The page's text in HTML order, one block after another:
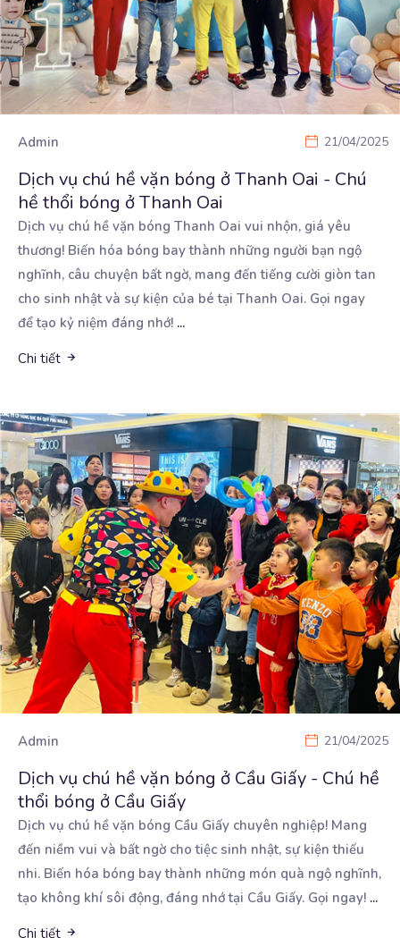
Admin 21/04/2025
Dịch vụ chú hề vặn bóng ở Thanh Oai - Chú
hề thổi bóng ở Thanh Oai
Dịch vụ chú hề vặn bóng Thanh Oai vui nhộn, giá yêu
thương! Biến hóa bóng bay thành những người bạn ngộ
nghĩnh, câu chuyện bất ngờ, mang đến tiếng cười giòn tan
cho sinh nhật và sự kiện của bé tại Thanh Oai. Gọi ngay
để tạo kỷ niệm đáng nhớ! ...
Chi tiết
Admin 21/04/2025
Dịch vụ chú hề vặn bóng ở Cầu Giấy - Chú hề
thổi bóng ở Cầu Giấy
Dịch vụ chú hề vặn bóng Cầu Giấy chuyên nghiệp! Mang
đến niềm vui và bất ngờ cho tiệc sinh nhật, sự kiện thiếu
nhi. Biến hóa bóng bay thành những món quà ngộ nghĩnh,
tạo không khí sôi động, đáng nhớ tại Cầu Giấy. Gọi ngay! ...
Chi tiết